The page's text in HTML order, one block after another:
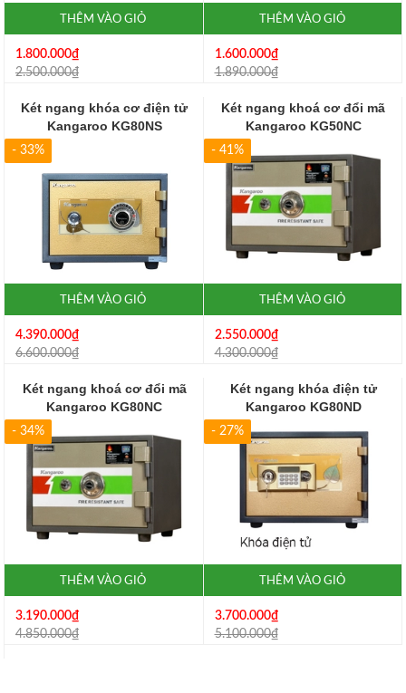
THÊM VÀO GIỎ
1.800.000₫
2.500.000₫
THÊM VÀO GIỎ
1.600.000₫
1.890.000₫
Két ngang khóa cơ điện tử
Kangaroo KG80NS
- 33%
THÊM VÀO GIỎ
4.390.000₫
6.600.000₫
Két ngang khoá cơ đổi mã
Kangaroo KG50NC
- 41%
THÊM VÀO GIỎ
2.550.000₫
4.300.000₫
Két ngang khoá cơ đổi mã
Kangaroo KG80NC
- 34%
THÊM VÀO GIỎ
3.190.000₫
4.850.000₫
Két ngang khóa điện tử
Kangaroo KG80ND
- 27%
THÊM VÀO GIỎ
3.700.000₫
5.100.000₫